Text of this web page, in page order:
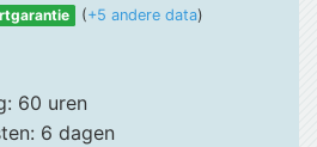
(+5 andere data)
60 uren
6 dagen